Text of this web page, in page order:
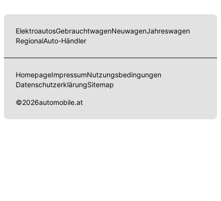
ElektroautosGebrauchtwagenNeuwagenJahreswagen
RegionalAuto-Händler
HomepageImpressumNutzungsbedingungen
DatenschutzerklärungSitemap
©2026automobile.at